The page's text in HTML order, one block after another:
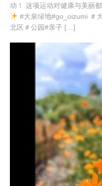
动！ 这项运动对健康与美丽都
#大泉绿地#go_oizumi ＃
北区＃公园#亲子 […]